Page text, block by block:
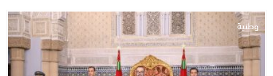
وطنية